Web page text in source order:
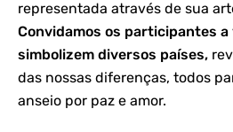
representada através de sua
Convidamos os participantes
simbolizem diversos países,
das nossas diferenças, todos
anseio por paz e amor.